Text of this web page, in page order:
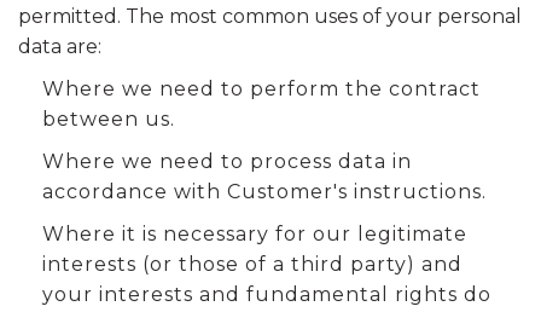
permitted. The most common uses of your personal
data are:
Where we need to perform the contract
between us.
Where we need to process data in
accordance with Customer's instructions.
Where it is necessary for our legitimate
interests (or those of a third party) and
your interests and fundamental rights do